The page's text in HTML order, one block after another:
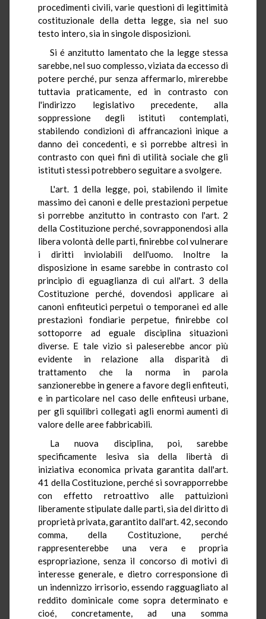
procedimenti civili, varie questioni di legittimità
costituzionale della detta legge, sia nel suo
testo intero, sia in singole disposizioni.
Si é anzitutto lamentato che la legge stessa
sarebbe, nel suo complesso, viziata da eccesso di
potere perché, pur senza affermarlo, mirerebbe
tuttavia praticamente, ed in contrasto con
l'indirizzo legislativo precedente, alla
soppressione degli istituti contemplati,
stabilendo condizioni di affrancazioni inique a
danno dei concedenti, e si porrebbe altresì in
contrasto con quei fini di utilità sociale che gli
istituti stessi potrebbero seguitare a svolgere.
L'art. 1 della legge, poi, stabilendo il limite
massimo dei canoni e delle prestazioni perpetue
si porrebbe anzitutto in contrasto con l'art. 2
della Costituzione perché, sovrapponendosi alla
libera volontà delle parti, finirebbe col vulnerare
i diritti inviolabili dell'uomo. Inoltre la
disposizione in esame sarebbe in contrasto col
principio di eguaglianza di cui all'art. 3 della
Costituzione perché, dovendosi applicare ai
canoni enfiteutici perpetui o temporanei ed alle
prestazioni fondiarie perpetue, finirebbe col
sottoporre ad eguale disciplina situazioni
diverse. E tale vizio si paleserebbe ancor più
evidente in relazione alla disparità di
trattamento che la norma in parola
sanzionerebbe in genere a favore degli enfiteuti,
e in particolare nel caso delle enfiteusi urbane,
per gli squilibri collegati agli enormi aumenti di
valore delle aree fabbricabili.
La nuova disciplina, poi, sarebbe
specificamente lesiva sia della libertà di
iniziativa economica privata garantita dall'art.
41 della Costituzione, perché si sovrapporrebbe
con effetto retroattivo alle pattuizioni
liberamente stipulate dalle parti, sia del diritto di
proprietà privata, garantito dall'art. 42, secondo
comma, della Costituzione, perché
rappresenterebbe una vera e propria
espropriazione, senza il concorso di motivi di
interesse generale, e dietro corresponsione di
un indennizzo irrisorio, essendo ragguagliato al
reddito dominicale come sopra determinato e
cioé, concretamente, ad una somma